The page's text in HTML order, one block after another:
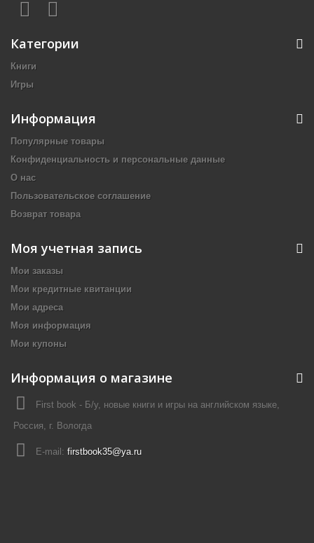
Категории
Книги
Игры
Информация
Популярные товары
Конфиденциальность и персональные данные
О нас
Пользовательское соглашение
Возврат товара
Моя учетная запись
Мои заказы
Мои кредитные квитанции
Мои адреса
Моя информация
Мои купоны
Информация о магазине
First book - Б/у, новые книги и игры на английском языке,
Россия, г. Вологда
E-mail: firstbook35@ya.ru